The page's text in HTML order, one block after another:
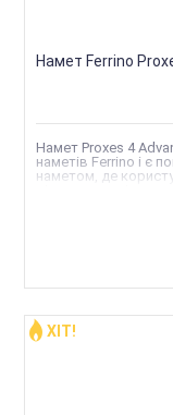
Намет Ferrino
Намет Proxes 4
наметів Ferrino і є
наметом, де
ХІТ!